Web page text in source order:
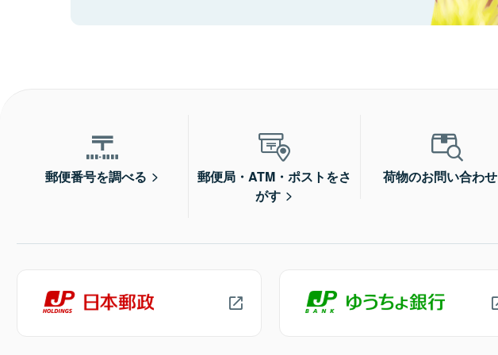
郵便番号を調べる
郵便局・ATM・ポストをさ
がす
荷物のお問い合わせ